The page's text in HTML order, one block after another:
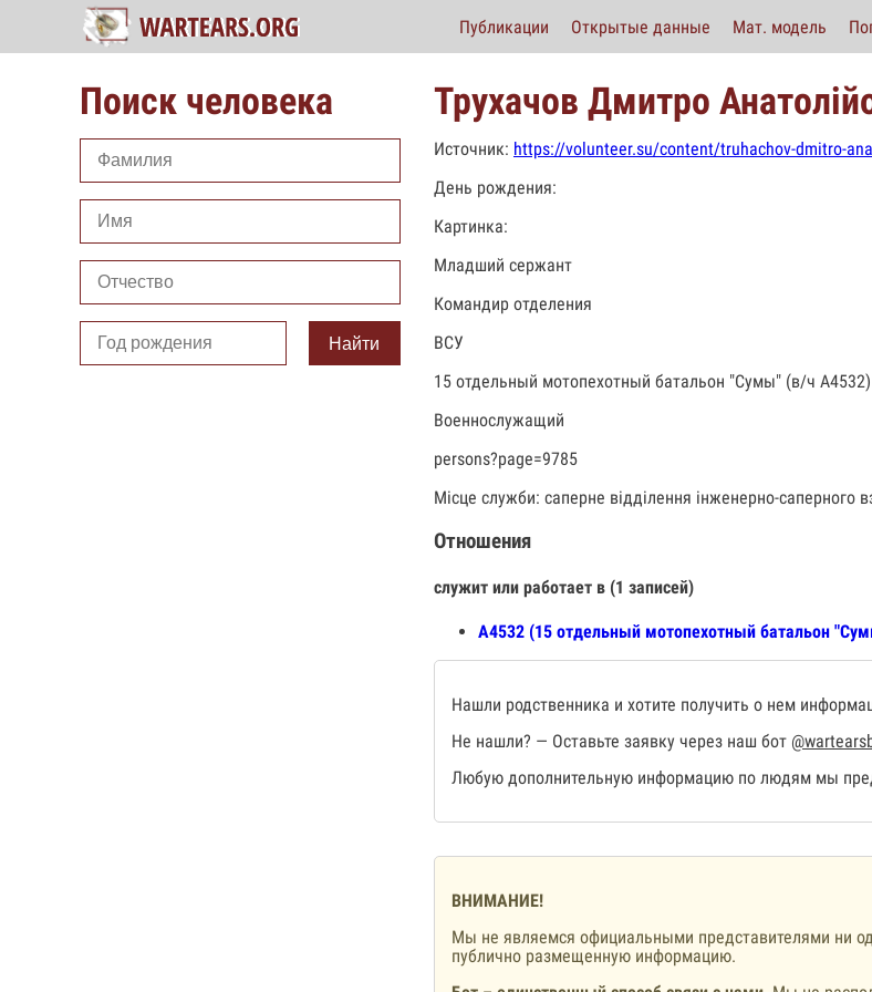
Публикации Открытые данные Мат. модель
Поиск человека
Найти
Трухачов Дмитро
Источник: https://volunteer.su/content/truhachov-dmitro-
День рождения:
Картинка:
Младший сержант
Командир отделения
ВСУ
15 отдельный мотопехотный батальон "Сумы" (в/ч А4532)
Военнослужащий
persons?page=9785
Місце служби: саперне відділення інженерно-саперного
Отношения
служит или работает в (1 записей)
А4532 (15 отдельный мотопехотный батальон
Нашли родственника и хотите получить о нем
Не нашли? — Оставьте заявку через наш бот
Любую дополнительную информацию по людям мы
ВНИМАНИЕ!
Мы не являемся официальными представителями ни
публично размещенную информацию.